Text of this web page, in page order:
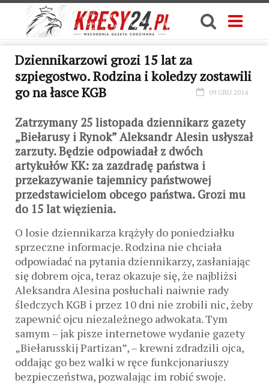
Dziennikarzowi grozi 15 lat za
szpiegostwo. Rodzina i koledzy zostawili
go na łasce KGB
09 GRU 2014
Zatrzymany 25 listopada dziennikarz gazety
„Biełarusy i Rynok” Aleksandr Alesin usłyszał
zarzuty. Będzie odpowiadał z dwóch
artykułów KK: za zazdradę państwa i
przekazywanie tajemnicy państwowej
przedstawicielom obcego państwa. Grozi mu
do 15 lat więzienia.
O losie dziennikarza krążyły do poniedziałku
sprzeczne informacje. Rodzina nie chciała
odpowiadać na pytania dziennikarzy, zasłaniając
się dobrem ojca, teraz okazuje się, że najbliżsi
Aleksandra Alesina posłuchali naiwnie rady
śledczych KGB i przez 10 dni nie zrobili nic, żeby
zapewnić ojcu niezależnego adwokata. Tym
samym – jak pisze internetowe wydanie gazety
„Biełarusskij Partizan”, – krewni zdradzili ojca,
oddając go bez walki w ręce funkcjonariuszy
bezpieczeństwa, pozwalając im robić swoje.